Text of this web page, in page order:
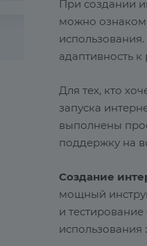
При создании
можно
адаптивность
Для тех, кто
запуска
выполнены
поддержку на
Создание
мощный
и
использования